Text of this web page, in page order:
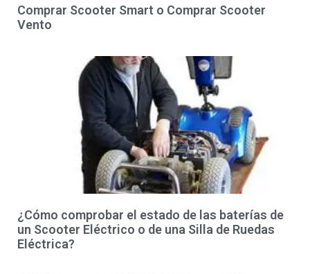
Comprar Scooter Smart o Comprar Scooter
Vento
¿Cómo comprobar el estado de las baterías de
un Scooter Eléctrico o de una Silla de Ruedas
Eléctrica?